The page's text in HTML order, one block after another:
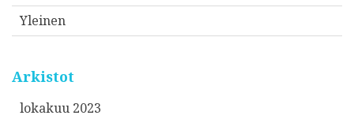
Yleinen
Arkistot
lokakuu 2023